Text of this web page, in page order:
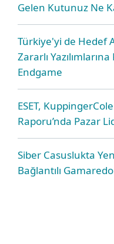
Gelen Kutunuz Ne
Türkiye'yi de Hedef
Zararlı
Endgame
ESET,
Raporu’nda Pazar
Siber Casuslukta
Bağlantılı